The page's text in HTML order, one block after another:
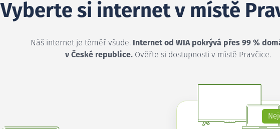
Vyberte si internet v místě
Náš internet je téměř všude.
Internet od WIA pokrývá přes 99 %
v České republice.Ověřte si dostupnosti v místě Pravčice.